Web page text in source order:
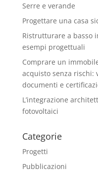
Serre e verande
Progettare una casa
Ristrutturare a basso
esempi progettuali
Comprare un
acquisto senza rischi:
documenti e
L’integrazione
fotovoltaici
Categorie
Progetti
Pubblicazioni